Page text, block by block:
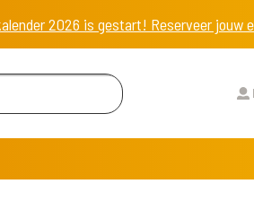
2026 is gestart! Reserveer jouw